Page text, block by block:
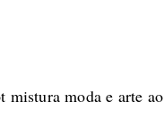
mistura moda e arte ao